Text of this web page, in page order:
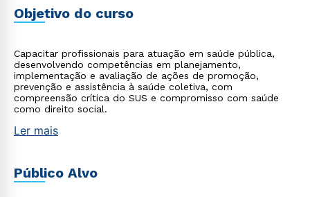
Objetivo do curso
Capacitar profissionais para atuação em saúde pública,
desenvolvendo competências em planejamento,
implementação e avaliação de ações de promoção,
prevenção e assistência à saúde coletiva, com
compreensão crítica do SUS e compromisso com saúde
como direito social.
Ler mais
Público Alvo